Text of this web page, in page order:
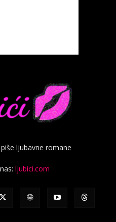
ljubavne romane
ljubici.com